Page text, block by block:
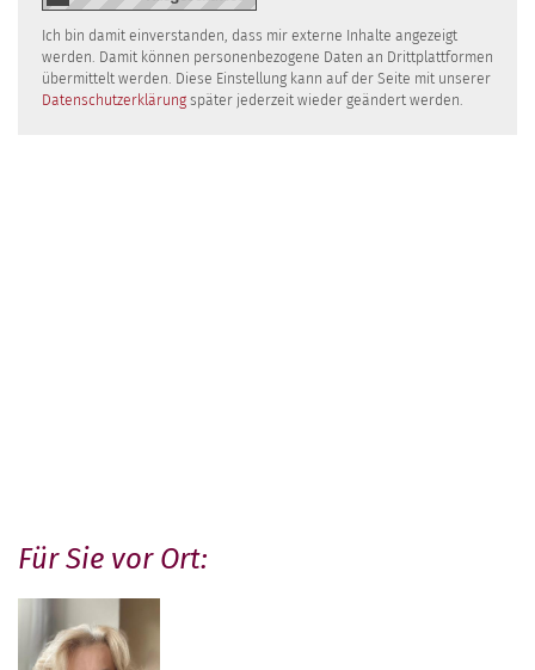
Ich bin damit einverstanden, dass mir externe Inhalte angezeigt
werden. Damit können personenbezogene Daten an Drittplattformen
übermittelt werden. Diese Einstellung kann auf der Seite mit unserer
Datenschutzerklärung später jederzeit wieder geändert werden.
Für Sie vor Ort: